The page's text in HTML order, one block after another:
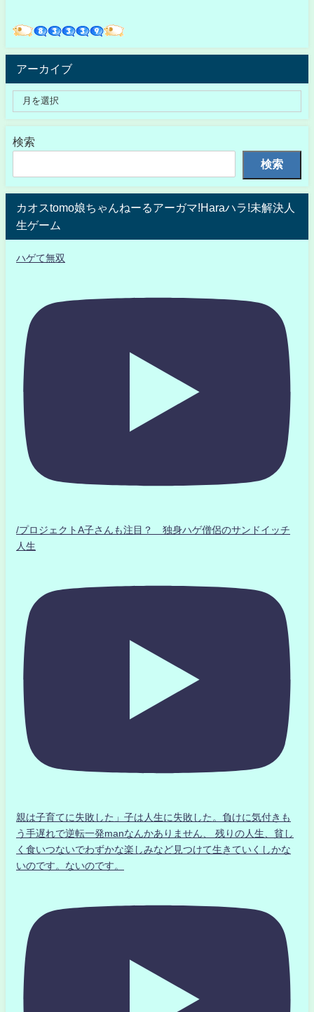
アーカイブ
検索
検索
カオスtomo娘ちゃんねーるアーガマ!Haraハラ!未解決人
生ゲーム
ハゲて無双
/プロジェクトA子さんも注目？ 独身ハゲ僧侶のサンドイッチ
人生
親は子育てに失敗した」子は人生に失敗した。負けに気付きも
う手遅れで逆転一発manなんかありません、 残りの人生、貧し
く食いつないでわずかな楽しみなど見つけて生きていくしかな
いのです。ないのです。